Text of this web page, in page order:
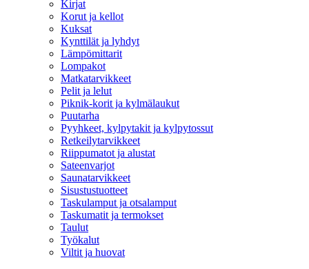
Kirjat
Korut ja kellot
Kuksat
Kynttilät ja lyhdyt
Lämpömittarit
Lompakot
Matkatarvikkeet
Pelit ja lelut
Piknik-korit ja kylmälaukut
Puutarha
Pyyhkeet, kylpytakit ja kylpytossut
Retkeilytarvikkeet
Riippumatot ja alustat
Sateenvarjot
Saunatarvikkeet
Sisustustuotteet
Taskulamput ja otsalamput
Taskumatit ja termokset
Taulut
Työkalut
Viltit ja huovat